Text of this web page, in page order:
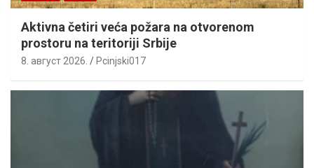
Aktivna četiri veća požara na otvorenom
prostoru na teritoriji Srbije
8. август 2026. Pcinjski017